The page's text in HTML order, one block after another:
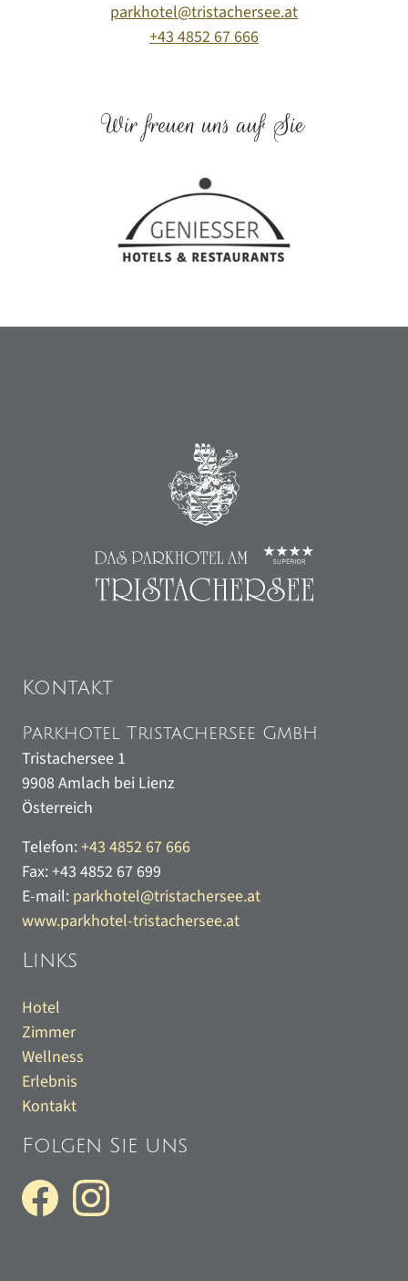
parkhotel@tristachersee.at
+43 4852 67 666
Wir freuen uns auf Sie
Kontakt
Parkhotel Tristachersee GmbH
Tristachersee 1
9908 Amlach bei Lienz
Österreich
Telefon:+43 4852 67 666
Fax:+43 4852 67 699
E-mail: parkhotel@tristachersee.at
www.parkhotel-tristachersee.at
Links
Hotel
Zimmer
Wellness
Erlebnis
Kontakt
Folgen Sie uns